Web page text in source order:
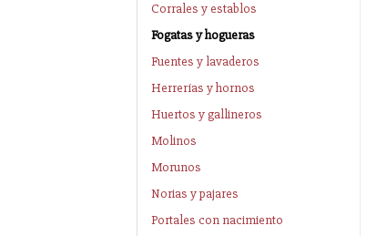
Corrales y establos
Fogatas y hogueras
Fuentes y lavaderos
Herrerías y hornos
Huertos y gallineros
Molinos
Morunos
Norias y pajares
Portales con nacimiento